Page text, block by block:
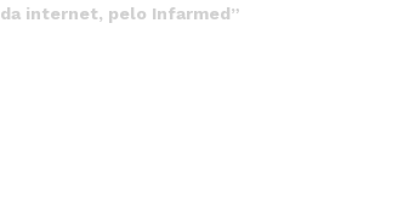
da internet, pelo Infarmed”